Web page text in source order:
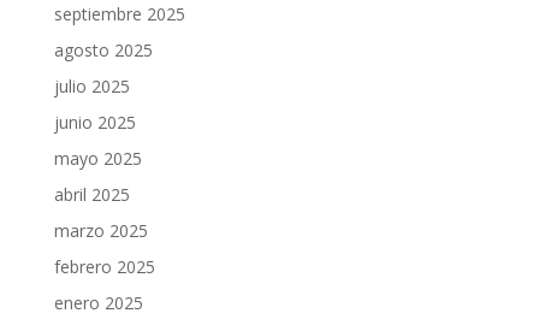
septiembre 2025
agosto 2025
julio 2025
junio 2025
mayo 2025
abril 2025
marzo 2025
febrero 2025
enero 2025